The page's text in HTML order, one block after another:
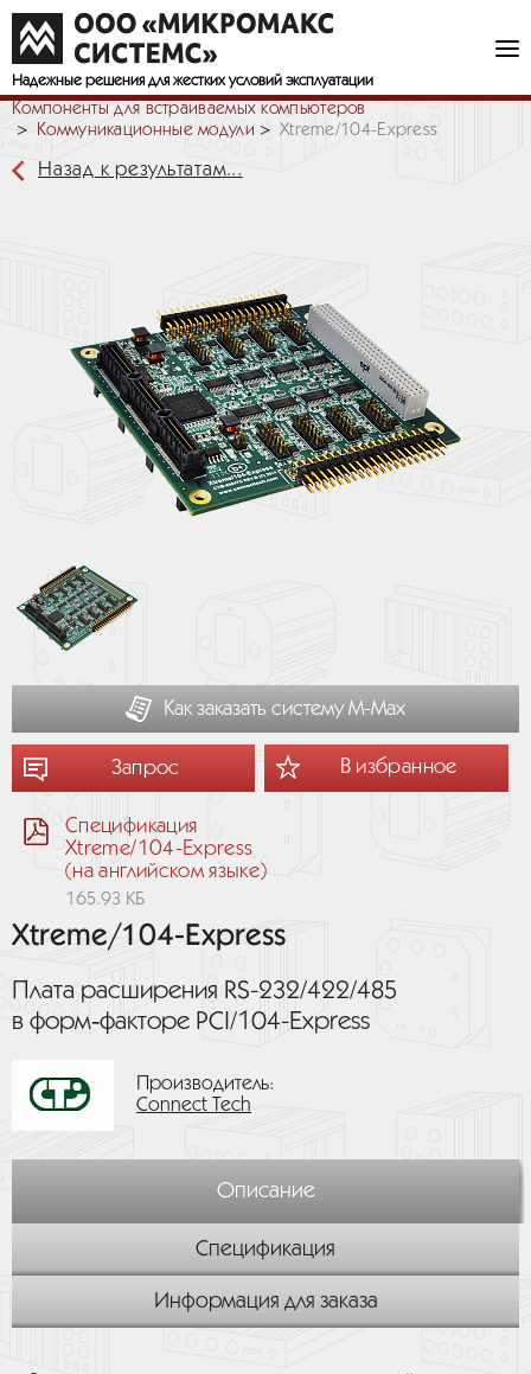
Надежные решения для жестких условий эксплуатации
Компоненты для встраиваемых компьютеров
Коммуникационные модули
Xtreme/104-Express
Назад к результатам...
Как заказать систему М-Мах
Запрос В избранное
Спецификация
Xtreme/104-Express
(на английском языке)
165.93 КБ
Xtreme/104-Express
Плата расширения RS-232/422/485
в форм‑факторе PCI/104-Express
Производитель:
Connect Tech
Описание
Спецификация
Информация для заказа